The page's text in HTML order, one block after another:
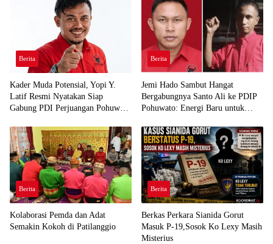
Berita
Kader Muda Potensial, Yopi Y.
Latif Resmi Nyatakan Siap
Gabung PDI Perjuangan Pohuwato
Berita
Jemi Hado Sambut Hangat
Bergabungnya Santo Ali ke PDIP
Pohuwato: Energi Baru untuk
Berita
Kolaborasi Pemda dan Adat
Semakin Kokoh di Patilanggio
Berita
Berkas Perkara Sianida Gorut
Masuk P-19,Sosok Ko Lexy Masih
Misterius